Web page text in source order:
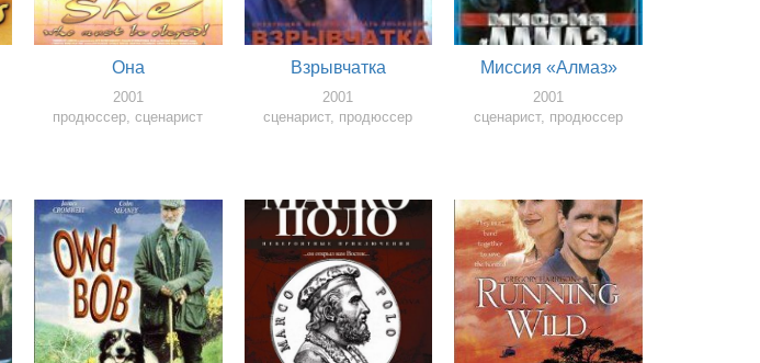
Она
2001
продюссер, сценарист
Взрывчатка
2001
сценарист, продюссер
Миссия «Алмаз»
2001
сценарист, продюссер